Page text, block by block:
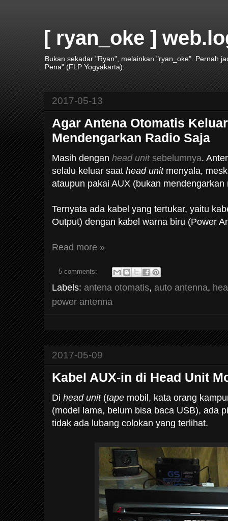
[ ryan_oke ]
Bukan sekadar "Ryan", melainkan "ryan_oke". Pernah
Pena" (FLP Yogyakarta).
2017-05-13
Agar Antena Otomatis
Mendengarkan Radio Saja
Masih dengan head unitsebelumnya.
selalu keluar saat head unitmenyala,
ataupun pakai AUX (bukan mendengarkan
Ternyata ada kabel yang tertukar, yaitu
Output) dengan kabel warna biru (Power
Read more »
5 comments:
Labels: antena otomatis, auto antenna,
power antenna
2017-05-09
Kabel AUX-in di Head Unit
Di head unit(tape mobil, kata orang
(model lama, belum bisa baca USB), ada
tidak ada lubang colokan yang terlihat.